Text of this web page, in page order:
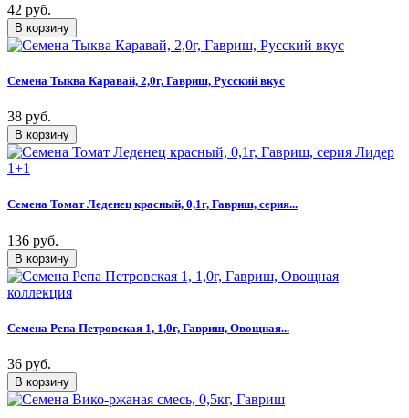
42 руб.
Семена Тыква Каравай, 2,0г, Гавриш, Русский вкус
38 руб.
Семена Томат Леденец красный, 0,1г, Гавриш, серия...
136 руб.
Семена Репа Петровская 1, 1,0г, Гавриш, Овощная...
36 руб.